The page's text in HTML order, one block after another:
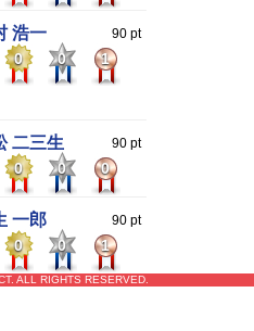
浩一 90 pt
0 0 1
二三生 90 pt
0 0 0
一郎 90 pt
0 0 1
ALL RIGHTS RESERVED.